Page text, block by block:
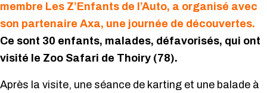
membre Les Z’Enfants de l’Auto, a organisé avec
son partenaire Axa, une journée de découvertes.
Ce sont 30 enfants, malades, défavorisés, qui ont
visité le Zoo Safari de Thoiry (78).
Après la visite, une séance de karting et une balade à